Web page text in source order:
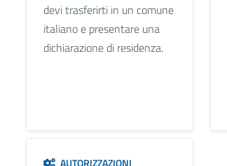
devi trasferirti in un comune
italiano e presentare una
dichiarazione di residenza.
AUTORIZZAZIONI